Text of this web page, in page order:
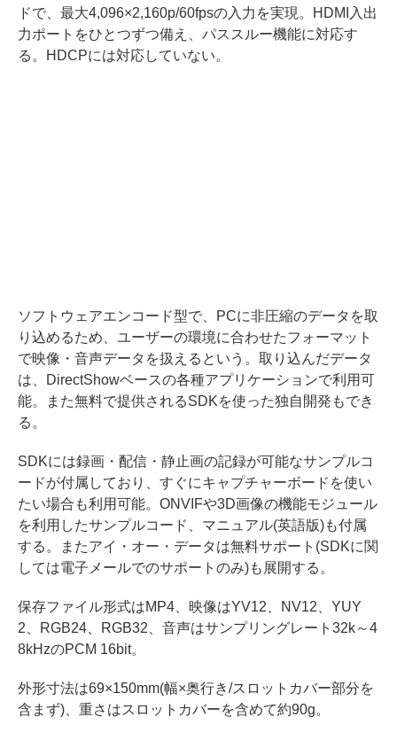
ドで、最大4,096×2,160p/60fpsの入力を実現。HDMI入出
力ポートをひとつずつ備え、パススルー機能に対応す
る。HDCPには対応していない。
ソフトウェアエンコード型で、PCに非圧縮のデータを取
り込めるため、ユーザーの環境に合わせたフォーマット
で映像・音声データを扱えるという。取り込んだデータ
は、DirectShowベースの各種アプリケーションで利用可
能。また無料で提供されるSDKを使った独自開発もでき
る。
SDKには録画・配信・静止画の記録が可能なサンプルコ
ードが付属しており、すぐにキャプチャーボードを使い
たい場合も利用可能。ONVIFや3D画像の機能モジュール
を利用したサンプルコード、マニュアル(英語版)も付属
する。またアイ・オー・データは無料サポート(SDKに関
しては電子メールでのサポートのみ)も展開する。
保存ファイル形式はMP4、映像はYV12、NV12、YUY
2、RGB24、RGB32、音声はサンプリングレート32k～4
8kHzのPCM 16bit。
外形寸法は69×150mm(幅×奥行き/スロットカバー部分を
含まず)、重さはスロットカバーを含めて約90g。